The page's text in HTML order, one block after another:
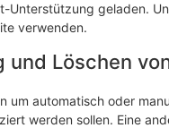
Unterstützung geladen.
verwenden.
Löschen
um automatisch oder
werden sollen. Eine